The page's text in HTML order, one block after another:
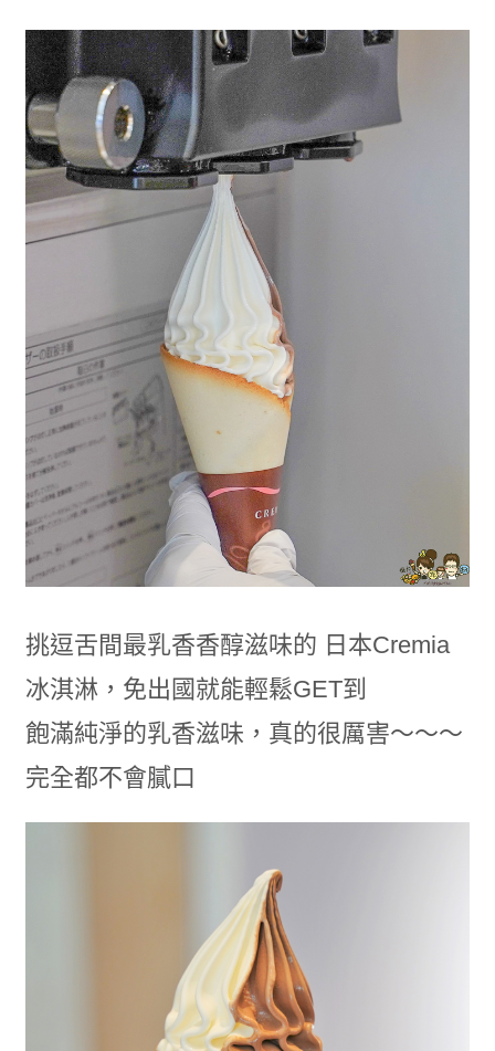
挑逗舌間最乳香香醇滋味的 日本Cremia
冰淇淋，免出國就能輕鬆GET到
飽滿純淨的乳香滋味，真的很厲害～～～
完全都不會膩口